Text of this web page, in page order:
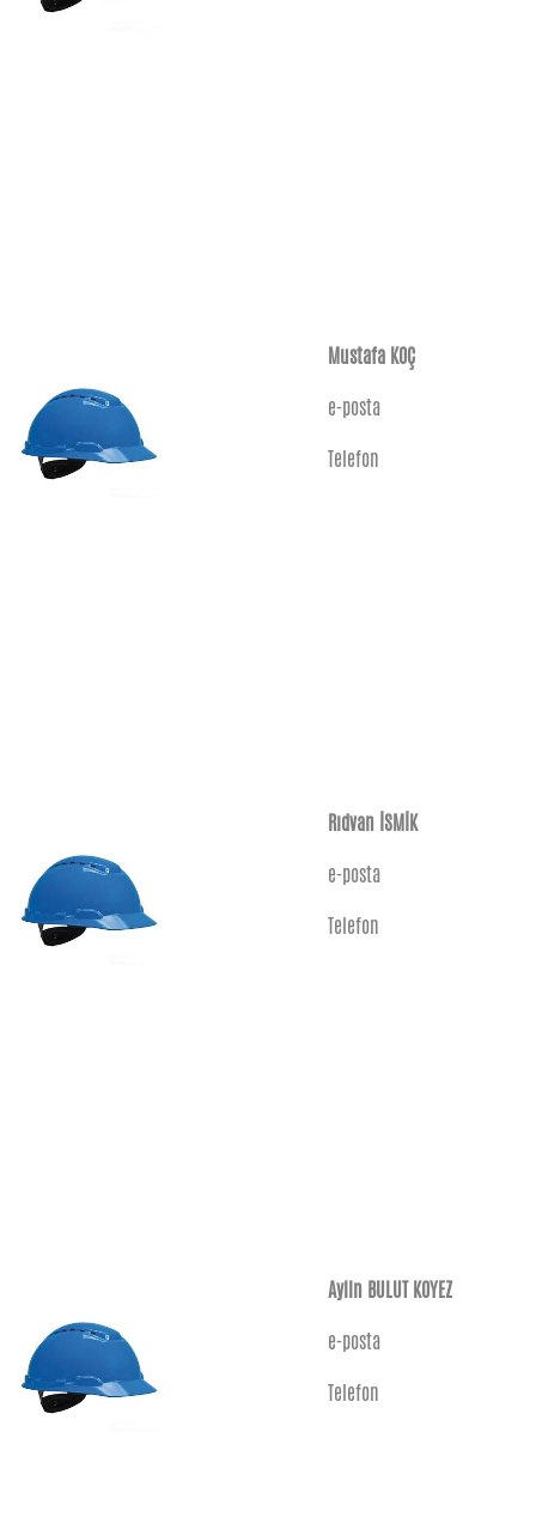
Mustafa KOÇ
e-posta
Telefon
Rıdvan İSMİK
e-posta
Telefon
Aylin BULUT KOYEZ
e-posta
Telefon